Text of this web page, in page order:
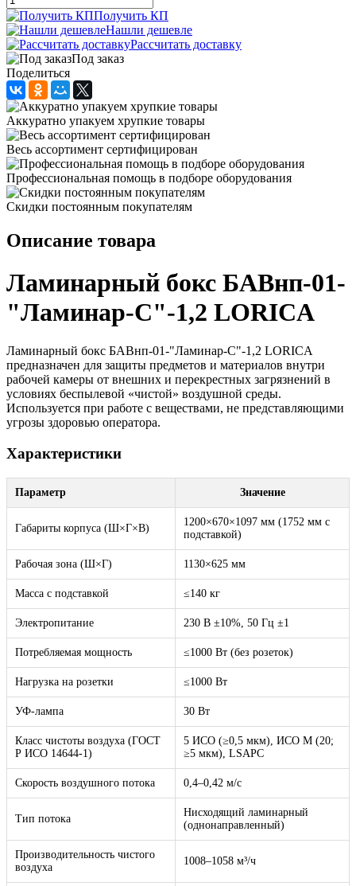
Получить КП
Нашли дешевле
Рассчитать доставку
Под заказ
Поделиться
Аккуратно упакуем хрупкие товары
Весь ассортимент сертифицирован
Профессиональная помощь в подборе оборудования
Скидки постоянным покупателям
Описание товара
Ламинарный бокс БАВнп-01-
"Ламинар-С"-1,2 LORICA
Ламинарный бокс БАВнп-01-"Ламинар-С"-1,2 LORICA
предназначен для защиты предметов и материалов внутри
рабочей камеры от внешних и перекрестных загрязнений в
условиях беспылевой «чистой» воздушной среды.
Используется при работе с веществами, не представляющими
угрозы здоровью оператора.
Характеристики
Параметр Значение
Габариты корпуса (Ш×Г×В)
1200×670×1097 мм (1752 мм с
подставкой)
Рабочая зона (Ш×Г) 1130×625 мм
Масса с подставкой ≤140 кг
Электропитание 230 В ±10%, 50 Гц ±1
Потребляемая мощность ≤1000 Вт (без розеток)
Нагрузка на розетки ≤1000 Вт
УФ-лампа 30 Вт
Класс чистоты воздуха (ГОСТ
Р ИСО 14644-1)
5 ИСО (≥0,5 мкм), ИСО М (20;
≥5 мкм), LSAPC
Скорость воздушного потока 0,4–0,42 м/с
Тип потока
Нисходящий ламинарный
(однонаправленный)
Производительность чистого
воздуха
1008–1058 м³/ч